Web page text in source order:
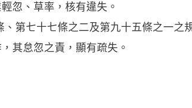
忽、草率，核有違失。
第七十七條之二及第九十五條之一之
其怠忽之責，顯有疏失。